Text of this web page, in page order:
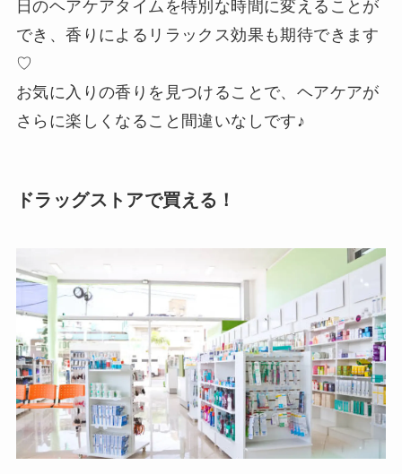
日のヘアケアタイムを特別な時間に変えることが
でき、香りによるリラックス効果も期待できます
♡
お気に入りの香りを見つけることで、ヘアケアが
さらに楽しくなること間違いなしです♪
ドラッグストアで買える！